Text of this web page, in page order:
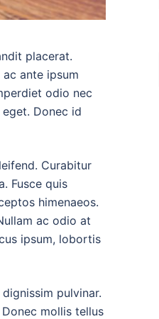
placerat.
ante ipsum
odio nec
Donec id
Curabitur
Fusce quis
himenaeos.
ac odio at
ipsum, lobortis
pulvinar.
mollis tellus